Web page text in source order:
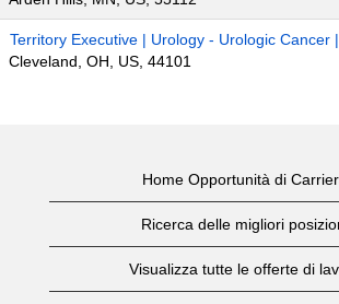
Territory Executive | Urology - Urologic Cancer
Cleveland, OH, US, 44101
Home Opportunità di
Ricerca delle migliori
Visualizza tutte le offerte di